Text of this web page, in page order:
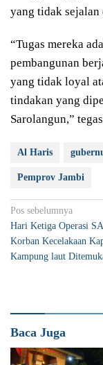
yang tidak sejalan
“Tugas mereka
pembangunan
yang tidak loyal
tindakan yang
Sarolangun,”
Al Haris
Pemprov Jambi
Navigasi
pos
Pos sebelumnya
Hari Ketiga Operasi
Korban Kecelakaan
Kampung laut
Baca Juga